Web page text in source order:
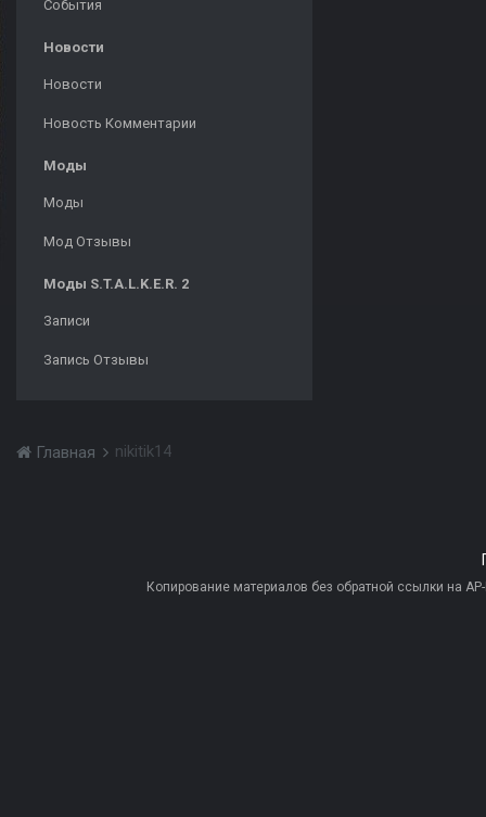
События
Новости
Новости
Новость Комментарии
Моды
Моды
Мод Отзывы
Моды S.T.A.L.K.E.R. 2
Записи
Запись Отзывы
Главная nikitik14
Копирование материалов без обратной ссылки на